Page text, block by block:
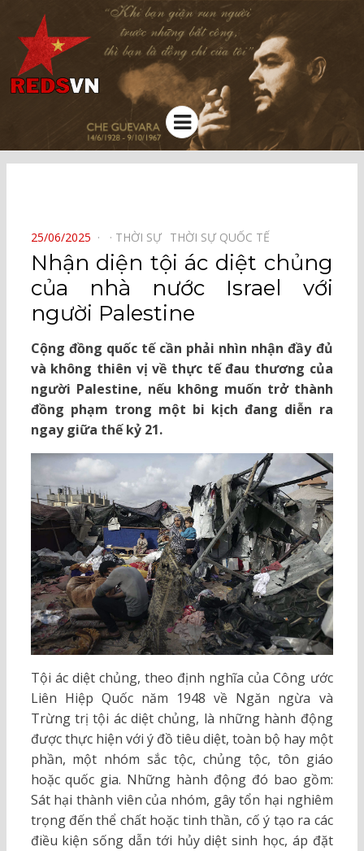
Kênh chia sẻ tri thức cộng đồng
Menu
POSTED
ON
25/06/2025 THỜI SỰ⠀ THỜI SỰ QUỐC TẾ⠀
Nhận diện tội ác diệt chủng
của nhà nước Israel với
người Palestine
Cộng đồng quốc tế cần phải nhìn nhận đầy đủ
và không thiên vị về thực tế đau thương của
người Palestine, nếu không muốn trở thành
đồng phạm trong một bi kịch đang diễn ra
ngay giữa thế kỷ 21.
Tội ác diệt chủng, theo định nghĩa của Công ước
Liên Hiệp Quốc năm 1948 về Ngăn ngừa và
Trừng trị tội ác diệt chủng, là những hành động
được thực hiện với ý đồ tiêu diệt, toàn bộ hay một
phần, một nhóm sắc tộc, chủng tộc, tôn giáo
hoặc quốc gia. Những hành động đó bao gồm:
Sát hại thành viên của nhóm, gây tổn hại nghiêm
trọng đến thể chất hoặc tinh thần, cố ý tạo ra các
điều kiện sống dẫn tới hủy diệt sinh học, áp đặt